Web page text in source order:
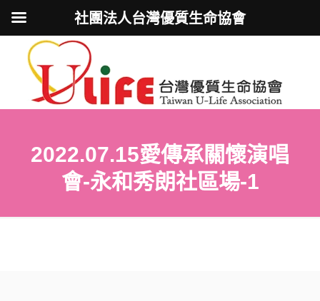
2022.07.15愛傳承關懷演唱
會-永和秀朗社區場-1
社團法人台灣優質生命協會